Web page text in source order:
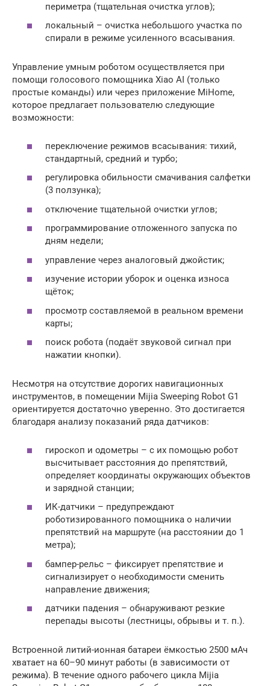
периметра (тщательная очистка углов);
локальный – очистка небольшого участка по
спирали в режиме усиленного всасывания.
Управление умным роботом осуществляется при
помощи голосового помощника Xiao AI (только
простые команды) или через приложение MiHome,
которое предлагает пользователю следующие
возможности:
переключение режимов всасывания: тихий,
стандартный, средний и турбо;
регулировка обильности смачивания салфетки
(3 ползунка);
отключение тщательной очистки углов;
программирование отложенного запуска по
дням недели;
управление через аналоговый джойстик;
изучение истории уборок и оценка износа
щёток;
просмотр составляемой в реальном времени
карты;
поиск робота (подаёт звуковой сигнал при
нажатии кнопки).
Несмотря на отсутствие дорогих навигационных
инструментов, в помещении Mijia Sweeping Robot G1
ориентируется достаточно уверенно. Это достигается
благодаря анализу показаний ряда датчиков:
гироскоп и одометры – с их помощью робот
высчитывает расстояния до препятствий,
определяет координаты окружающих объектов
и зарядной станции;
ИК-датчики – предупреждают
роботизированного помощника о наличии
препятствий на маршруте (на расстоянии до 1
метра);
бампер-рельс – фиксирует препятствие и
сигнализирует о необходимости сменить
направление движения;
датчики падения – обнаруживают резкие
перепады высоты (лестницы, обрывы и т. п.).
Встроенной литий-ионная батареи ёмкостью 2500 мАч
хватает на 60–90 минут работы (в зависимости от
режима). В течение одного рабочего цикла Mijia